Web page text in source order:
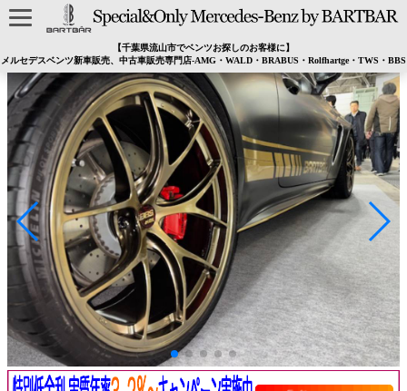
【千葉県流山市でベンツお探しのお客様に】
メルセデスベンツ新車販売、中古車販売専門店-AMG・WALD・BRABUS・Rolfhartge・TWS・BBS